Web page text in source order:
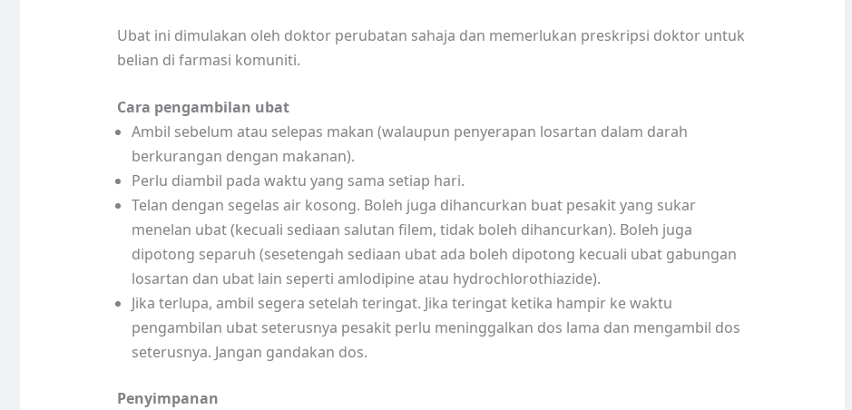
Ubat ini dimulakan oleh doktor perubatan sahaja dan memerlukan preskripsi doktor untuk
belian di farmasi komuniti.
Cara pengambilan ubat
Ambil sebelum atau selepas makan (walaupun penyerapan losartan dalam darah
berkurangan dengan makanan).
Perlu diambil pada waktu yang sama setiap hari.
Telan dengan segelas air kosong. Boleh juga dihancurkan buat pesakit yang sukar
menelan ubat (kecuali sediaan salutan filem, tidak boleh dihancurkan). Boleh juga
dipotong separuh (sesetengah sediaan ubat ada boleh dipotong kecuali ubat gabungan
losartan dan ubat lain seperti amlodipine atau hydrochlorothiazide).
Jika terlupa, ambil segera setelah teringat. Jika teringat ketika hampir ke waktu
pengambilan ubat seterusnya pesakit perlu meninggalkan dos lama dan mengambil dos
seterusnya. Jangan gandakan dos.
Penyimpanan